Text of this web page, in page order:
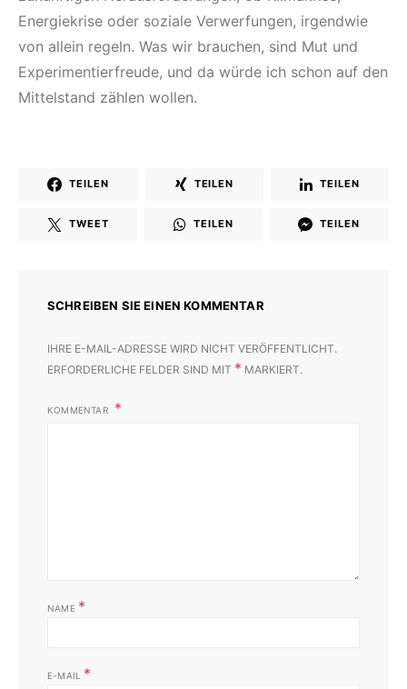
Energiekrise oder soziale Verwerfungen, irgendwie
von allein regeln. Was wir brauchen, sind Mut und
Experimentierfreude, und da würde ich schon auf den
Mittelstand zählen wollen.
TEILEN TEILEN TEILEN
TWEET TEILEN TEILEN
SCHREIBEN SIE EINEN KOMMENTAR
IHRE E-MAIL-ADRESSE WIRD NICHT VERÖFFENTLICHT.
ERFORDERLICHE FELDER SIND MIT * MARKIERT.
KOMMENTAR
NAME *
E-MAIL *